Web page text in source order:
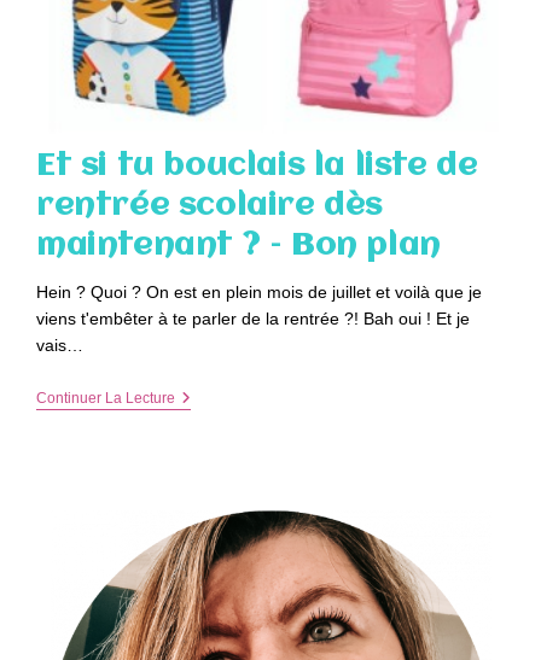
Et si tu bouclais la liste de
rentrée scolaire dès
maintenant ? – Bon plan
Hein ? Quoi ? On est en plein mois de juillet et voilà que je
viens t'embêter à te parler de la rentrée ?! Bah oui ! Et je
vais…
Continuer La LectureEt
Rentrée
Scolaire
Dès
Maintenant
?
–
Bon